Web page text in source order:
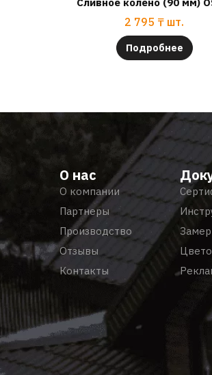
2 795 ₸ шт.
Подробнее
О нас
О компании
Партнеры
Производство
Отзывы
Контакты